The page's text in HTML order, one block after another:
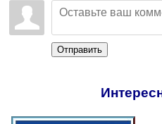
Отправить